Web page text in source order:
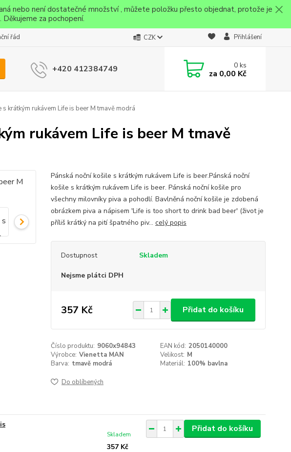
nebo není dostatečné množství , můžete položku přesto objednat, protože je
za pochopení.
řád CZK Přihlášení
+420 412384749 0ks
za 0,00 Kč
s krátkým rukávem Life is beer M tmavě modrá
rukávem Life is beer M tmavě
Pánská noční košile s krátkým rukávem Life is beer.Pánská noční
košile s krátkým rukávem Life is beer. Pánská noční košile pro
všechny milovníky piva a pohodlí. Bavlněná noční košile je zdobená
obrázkem piva a nápisem 'Life is too short to drink bad beer' (život je
příliš krátký na pití špatného piv... celý popis
Dostupnost Skladem
Nejsme plátci DPH
357 Kč Přidat do košíku
Číslo produktu: 9060x94843 EAN kód: 2050140000
Výrobce: Vienetta MAN Velikost: M
Barva: tmavě modrá Materiál: 100% bavlna
Do oblíbených
357 Kč
Skladem
Přidat do košíku